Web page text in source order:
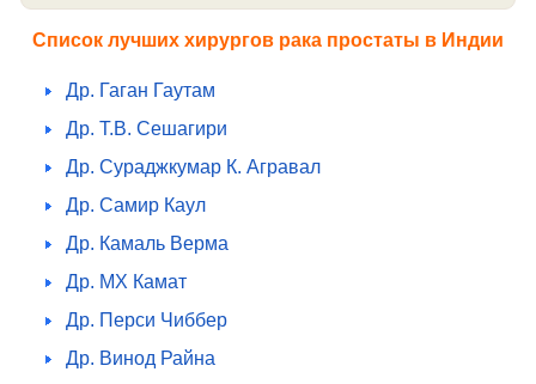
Список лучших хирургов рака простаты в Индии
Др. Гаган Гаутам
Др. Т.В. Сешагири
Др. Сураджкумар К. Агравал
Др. Самир Каул
Др. Камаль Верма
Др. МХ Камат
Др. Перси Чиббер
Др. Винод Райна